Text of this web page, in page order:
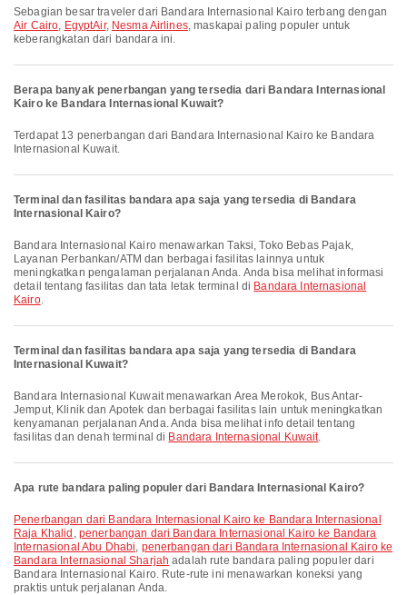
Sebagian besar traveler dari Bandara Internasional Kairo terbang dengan
Air Cairo, EgyptAir, Nesma Airlines, maskapai paling populer untuk
keberangkatan dari bandara ini.
Berapa banyak penerbangan yang tersedia dari Bandara Internasional
Kairo ke Bandara Internasional Kuwait?
Terdapat 13 penerbangan dari Bandara Internasional Kairo ke Bandara
Internasional Kuwait.
Terminal dan fasilitas bandara apa saja yang tersedia di Bandara
Internasional Kairo?
Bandara Internasional Kairo menawarkan Taksi, Toko Bebas Pajak,
Layanan Perbankan/ATM dan berbagai fasilitas lainnya untuk
meningkatkan pengalaman perjalanan Anda. Anda bisa melihat informasi
detail tentang fasilitas dan tata letak terminal di Bandara Internasional
Kairo.
Terminal dan fasilitas bandara apa saja yang tersedia di Bandara
Internasional Kuwait?
Bandara Internasional Kuwait menawarkan Area Merokok, Bus Antar-
Jemput, Klinik dan Apotek dan berbagai fasilitas lain untuk meningkatkan
kenyamanan perjalanan Anda. Anda bisa melihat info detail tentang
fasilitas dan denah terminal di Bandara Internasional Kuwait.
Apa rute bandara paling populer dari Bandara Internasional Kairo?
penerbangan dari Bandara Internasional Kairo ke Bandara Internasional
Raja Khalid , penerbangan dari Bandara Internasional Kairo ke Bandara
Internasional Abu Dhabi, penerbangan dari Bandara Internasional Kairo ke
Bandara Internasional Sharjah adalah rute bandara paling populer dari
Bandara Internasional Kairo. Rute-rute ini menawarkan koneksi yang
praktis untuk perjalanan Anda.